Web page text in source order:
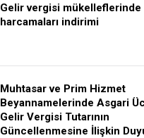
Gelir vergisi
harcamaları indirimi
Muhtasar ve Prim Hizmet
Beyannamelerinde Asgari
Gelir Vergisi Tutarının
Güncellenmesine İlişkin